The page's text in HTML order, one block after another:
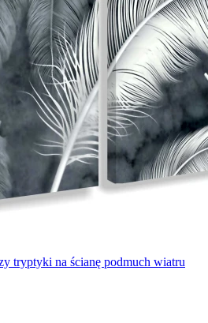
tryptyki na ścianę podmuch wiatru